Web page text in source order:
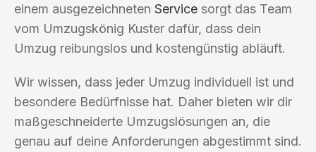
einem ausgezeichneten Service sorgt das Team
vom Umzugskönig Kuster dafür, dass dein
Umzug reibungslos und kostengünstig abläuft.
Wir wissen, dass jeder Umzug individuell ist und
besondere Bedürfnisse hat. Daher bieten wir dir
maßgeschneiderte Umzugslösungen an, die
genau auf deine Anforderungen abgestimmt sind.